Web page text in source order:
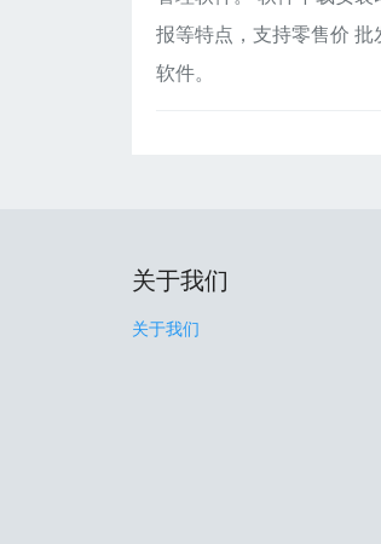
报等特点，支持零售价
软件。
关于我们
关于我们